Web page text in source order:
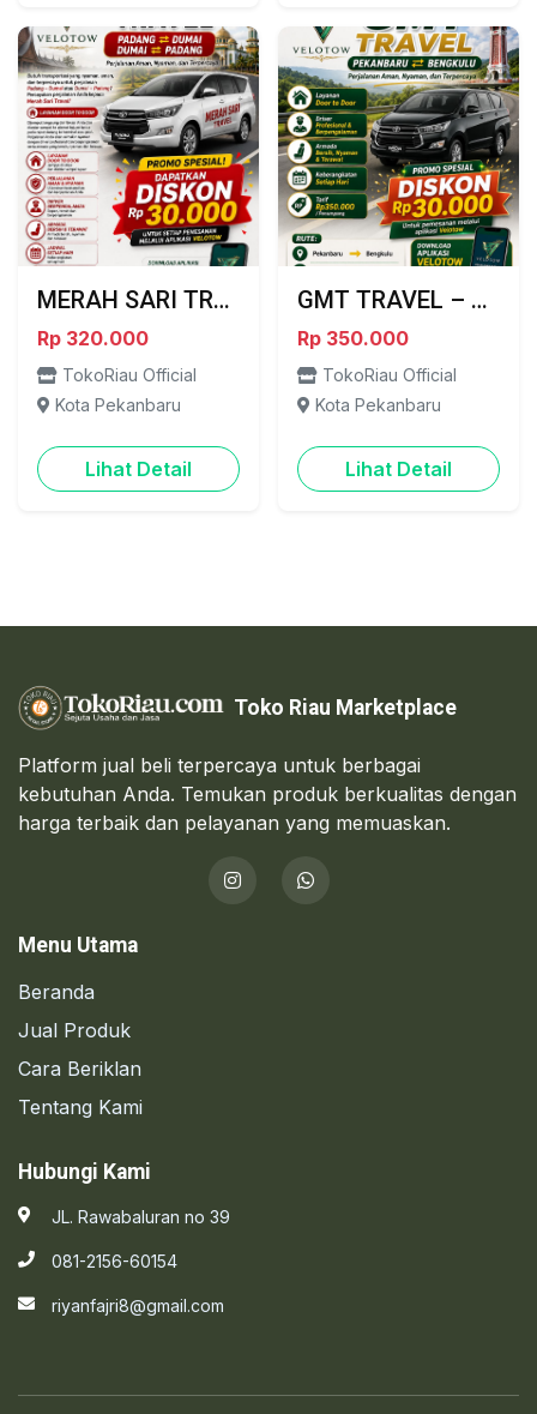
MERAH SARI TRAVEL – PADANG ⇄ DUMAI
Rp 320.000
TokoRiau Official
Kota Pekanbaru
Lihat Detail
GMT TRAVEL – PILIHAN TERBAIK PERJALANAN PEKANBARU ⇄ BENGKULU
Rp 350.000
TokoRiau Official
Kota Pekanbaru
Lihat Detail
Toko Riau Marketplace
Platform jual beli terpercaya untuk berbagai
kebutuhan Anda. Temukan produk berkualitas dengan
harga terbaik dan pelayanan yang memuaskan.
Menu Utama
Beranda
Jual Produk
Cara Beriklan
Tentang Kami
Hubungi Kami
JL. Rawabaluran no 39
081-2156-60154
riyanfajri8@gmail.com